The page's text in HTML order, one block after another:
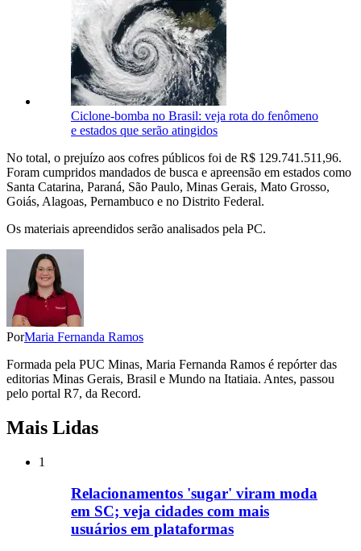
Ciclone-bomba no Brasil: veja rota do fenômeno
e estados que serão atingidos
No total, o prejuízo aos cofres públicos foi de R$ 129.741.511,96.
Foram cumpridos mandados de busca e apreensão em estados como
Santa Catarina, Paraná, São Paulo, Minas Gerais, Mato Grosso,
Goiás, Alagoas, Pernambuco e no Distrito Federal.
Os materiais apreendidos serão analisados pela PC.
PorMaria Fernanda Ramos
Formada pela PUC Minas, Maria Fernanda Ramos é repórter das
editorias Minas Gerais, Brasil e Mundo na Itatiaia. Antes, passou
pelo portal R7, da Record.
Mais Lidas
1
Relacionamentos 'sugar' viram moda
em SC; veja cidades com mais
usuários em plataformas